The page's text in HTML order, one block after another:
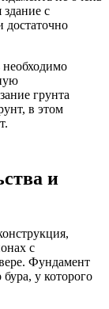
здание с
необходимо
грунта
в этом
и
с
Фундамент
у которого